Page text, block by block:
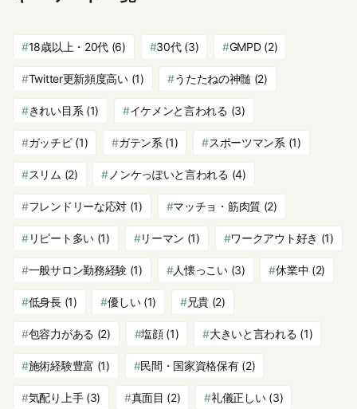
18歳以上・20代 (6) 30代(3) GMPD(2)
Twitter更新頻度高い(1) うたたねの神髄 (2)
きれい目系 (1) イケメンと言われる (3)
ガッチビ(1) ガテン系 (1) スポーツマン系 (1)
スリム (2) ノンケっぽいと言われる (4)
フレンドリーな応対 (1) マッチョ・筋肉質(2)
リピート多い(1) リーマン (1) ワークアウト好き (1)
一般サロン勤務経験 (1) 人懐っこい(3) 休業中 (2)
低身長(1) 優しい(1) 兄貴(2)
包容力がある (2) 塩顔(1) 大きいと言われる (1)
施術経験豊富 (1) 民間・国家資格保有(2)
気配り上手(3) 真面目 (2) 礼儀正しい(3)